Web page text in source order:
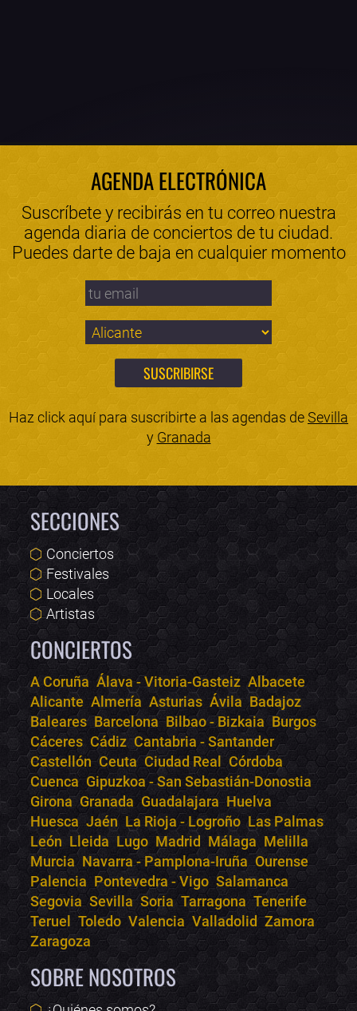
AGENDA ELECTRÓNICA
Suscríbete y recibirás en tu correo nuestra
agenda diaria de conciertos de tu ciudad.
Puedes darte de baja en cualquier momento
Haz click aquí para suscribirte a las agendas deSevilla
y Granada
SECCIONES
Conciertos
Festivales
Locales
Artistas
CONCIERTOS
A Coruña Álava - Vitoria-Gasteiz Albacete
Alicante Almería Asturias Ávila Badajoz
Baleares Barcelona Bilbao - Bizkaia Burgos
Cáceres Cádiz Cantabria - Santander
Castellón Ceuta Ciudad Real
Córdoba
Cuenca Gipuzkoa - San Sebastián-Donostia
Girona Granada Guadalajara Huelva
Huesca Jaén La Rioja - Logroño Las Palmas
León Lleida Lugo Madrid Málaga Melilla
Murcia Navarra - Pamplona-Iruña Ourense
Palencia Pontevedra - Vigo Salamanca
Segovia Sevilla Soria Tarragona Tenerife
Teruel
Toledo Valencia Valladolid Zamora
Zaragoza
SOBRE NOSOTROS
Bololoco · conciertos.club
Online · Te ayudo a encontrar conciertos